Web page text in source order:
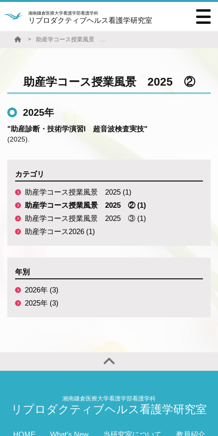
湘南鎌倉医療大学看護学部看護学科
リプロダクティブヘルス看護学研究室
助産学コース授業風景 2025 ②
助産学コース授業風景 2025 ②
2025年
"助産診断・技術学演習I 超音波検査実技"
(2025)
カテゴリ
助産学コース授業風景 2025 (1)
助産学コース授業風景 2025 ② (1)
助産学コース授業風景 2025 ③ (1)
助産学コース2026 (1)
年別
2026年 (3)
2025年 (3)
湘南鎌倉医療大学看護学部看護学科
リプロダクティブヘルス看護学研究室
HOME What's New 当研究室について 教員紹介